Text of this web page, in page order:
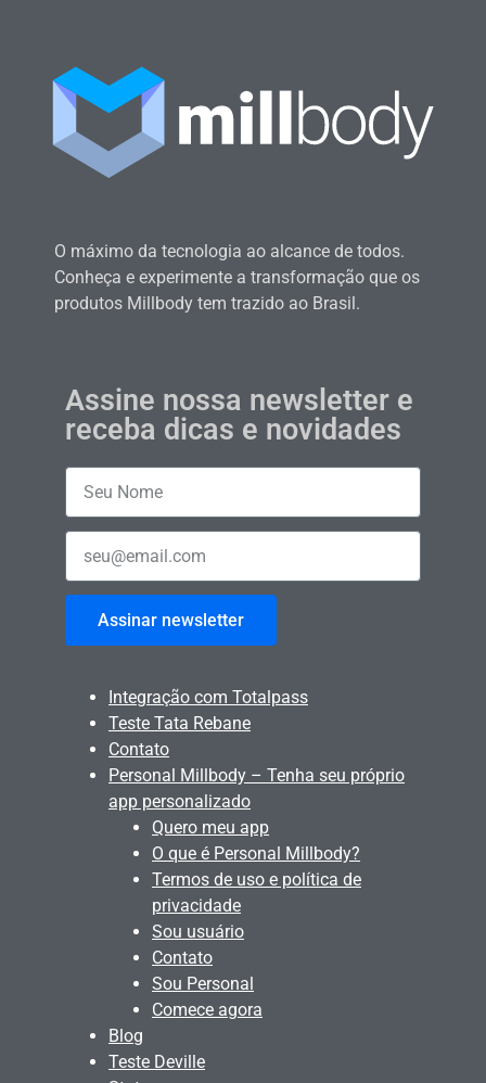
O máximo da tecnologia ao alcance de todos.
Conheça e experimente a transformação que os
produtos Millbody tem trazido ao Brasil.
Assine nossa newsletter e
receba dicas e novidades
Assinar newsletter
Integração com Totalpass
Teste Tata Rebane
Contato
Personal Millbody – Tenha seu próprio
app personalizado
Quero meu app
O que é Personal Millbody?
Termos de uso e política de
privacidade
Sou usuário
Contato
Sou Personal
Comece agora
Blog
Teste Deville